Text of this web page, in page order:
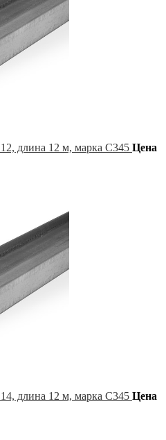
длина 12 м, марка С345 Цена
длина 12 м, марка С345 Цена